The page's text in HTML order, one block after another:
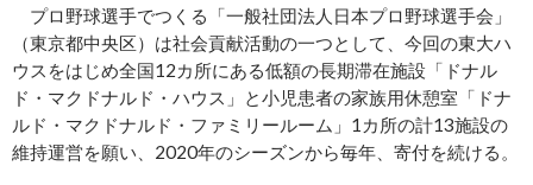
プロ野球選手でつくる「一般社団法人日本プロ野球選手会」
（東京都中央区）は社会貢献活動の一つとして、今回の東大ハ
ウスをはじめ全国12カ所にある低額の長期滞在施設「ドナル
ド・マクドナルド・ハウス」と小児患者の家族用休憩室「ドナ
ルド・マクドナルド・ファミリールーム」1カ所の計13施設の
維持運営を願い、2020年のシーズンから毎年、寄付を続ける。